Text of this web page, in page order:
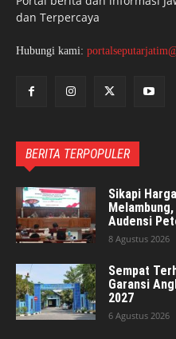
dan Terpercaya
Hubungi kami:
BERITA TERPOPULER
Sikapi
Audensi
8 Agustus 2026
Sempat
Garansi
2027
6 Agustus 2026